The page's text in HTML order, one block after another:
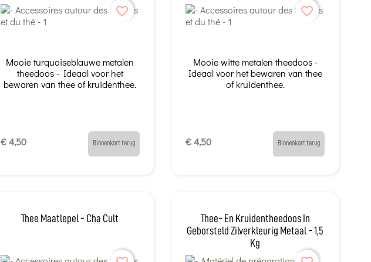
Mooie turquoiseblauwe metalen
theedoos - Ideaal voor het
bewaren van thee of kruidenthee.
€ 4,50 Binnenkort terug
favorite_border
Mooie witte metalen theedoos -
Ideaal voor het bewaren van thee
of kruidenthee.
€ 4,50 Binnenkort terug
favorite_border
Thee Maatlepel - Cha Cult
Thee- En Kruidentheedoos In
Geborsteld Zilverkleurig Metaal - 1,5
Kg